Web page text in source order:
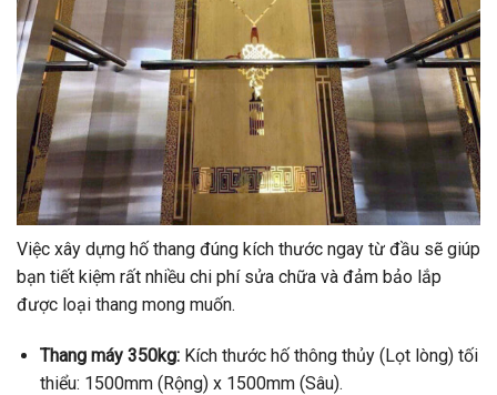
Việc xây dựng hố thang đúng kích thước ngay từ đầu sẽ giúp
bạn tiết kiệm rất nhiều chi phí sửa chữa và đảm bảo lắp
được loại thang mong muốn.
Thang máy 350kg:Kích thước hố thông thủy (Lọt lòng) tối
thiểu: 1500mm (Rộng) x 1500mm (Sâu).